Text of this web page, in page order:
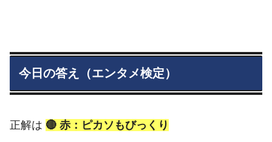
今日の答え（エンタメ検定）
正解は 🔴 赤：ピカソもびっくり